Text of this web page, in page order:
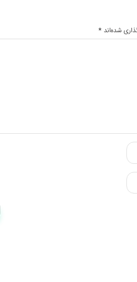
شده‌اند*